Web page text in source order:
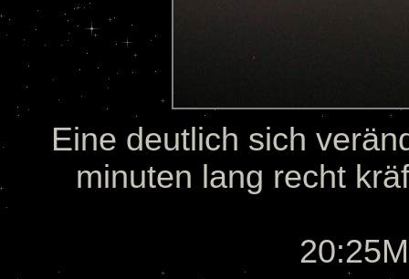
Eine deutlich sich
minuten lang recht